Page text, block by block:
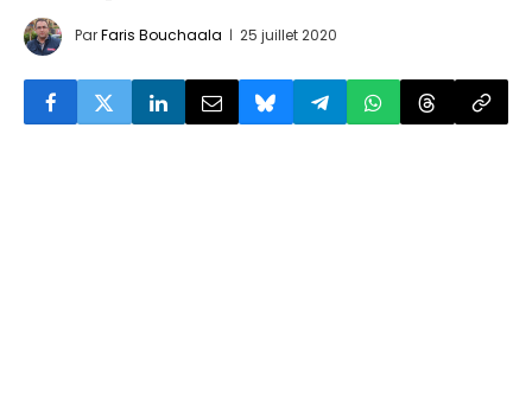
ParFaris Bouchaala 25 juillet 2020